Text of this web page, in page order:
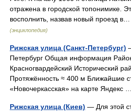
отражена в городской топонимике.
восполнить, назвав новый проезд
(энциклопедия)
Рижская улица (Санкт-Петербург)
Петербург Общая информация
Красногвардейский Исторический
Протяжённость ≈ 400 м Ближайшие
«Новочеркасская» на карте Яндекс
Рижская улица (Киев) — Для этой